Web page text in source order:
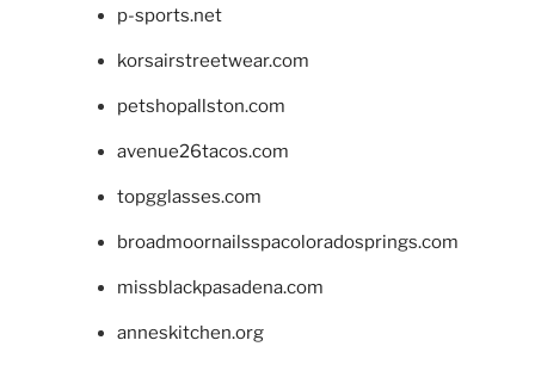
p-sports.net
korsairstreetwear.com
petshopallston.com
avenue26tacos.com
topgglasses.com
broadmoornailsspacoloradosprings.com
missblackpasadena.com
anneskitchen.org